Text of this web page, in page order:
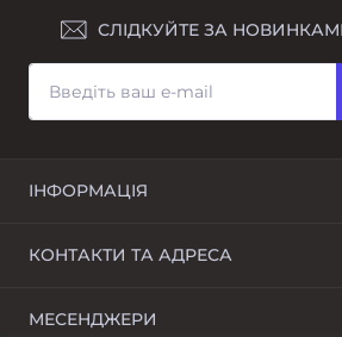
СЛІДКУЙТЕ ЗА
ІНФОРМАЦІЯ
Про магазин
Умови угоди
КОНТАКТИ ТА АДРЕСА
Боброва 3 ТЦ Озерний оф 401 А
МЕСЕНДЖЕРИ